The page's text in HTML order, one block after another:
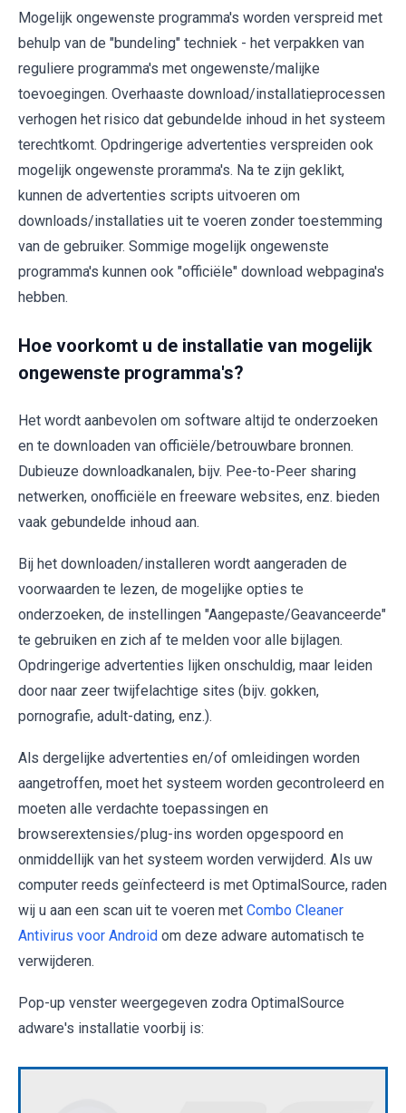
Mogelijk ongewenste programma's worden verspreid met
behulp van de "bundeling" techniek - het verpakken van
reguliere programma's met ongewenste/malijke
toevoegingen. Overhaaste download/installatieprocessen
verhogen het risico dat gebundelde inhoud in het systeem
terechtkomt. Opdringerige advertenties verspreiden ook
mogelijk ongewenste proramma's. Na te zijn geklikt,
kunnen de advertenties scripts uitvoeren om
downloads/installaties uit te voeren zonder toestemming
van de gebruiker. Sommige mogelijk ongewenste
programma's kunnen ook "officiële" download webpagina's
hebben.
Hoe voorkomt u de installatie van mogelijk
ongewenste programma's?
Het wordt aanbevolen om software altijd te onderzoeken
en te downloaden van officiële/betrouwbare bronnen.
Dubieuze downloadkanalen, bijv. Pee-to-Peer sharing
netwerken, onofficiële en freeware websites, enz. bieden
vaak gebundelde inhoud aan.
Bij het downloaden/installeren wordt aangeraden de
voorwaarden te lezen, de mogelijke opties te
onderzoeken, de instellingen "Aangepaste/Geavanceerde"
te gebruiken en zich af te melden voor alle bijlagen.
Opdringerige advertenties lijken onschuldig, maar leiden
door naar zeer twijfelachtige sites (bijv. gokken,
pornografie, adult-dating, enz.).
Als dergelijke advertenties en/of omleidingen worden
aangetroffen, moet het systeem worden gecontroleerd en
moeten alle verdachte toepassingen en
browserextensies/plug-ins worden opgespoord en
onmiddellijk van het systeem worden verwijderd. Als uw
computer reeds geïnfecteerd is met OptimalSource, raden
wij u aan een scan uit te voeren met Combo Cleaner
Antivirus voor Android om deze adware automatisch te
verwijderen.
Pop-up venster weergegeven zodra OptimalSource
adware's installatie voorbij is: